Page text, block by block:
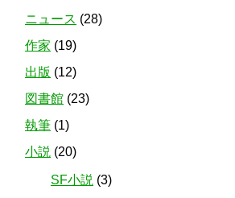
ニュース (28)
作家 (19)
出版 (12)
図書館 (23)
執筆 (1)
小説 (20)
SF小説 (3)